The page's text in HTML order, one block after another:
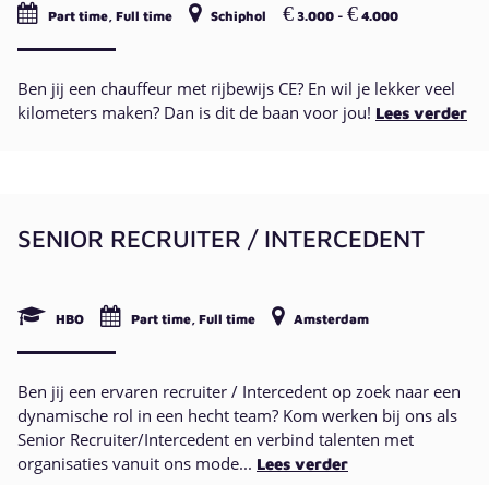
Part time, Full time Schiphol € 3.000 - € 4.000
Ben jij een chauffeur met rijbewijs CE? En wil je lekker veel
kilometers maken? Dan is dit de baan voor jou! Lees verder
SENIOR RECRUITER / INTERCEDENT
HBO Part time, Full time Amsterdam
Ben jij een ervaren recruiter / Intercedent op zoek naar een
dynamische rol in een hecht team? Kom werken bij ons als
Senior Recruiter/Intercedent en verbind talenten met
organisaties vanuit ons mode... Lees verder